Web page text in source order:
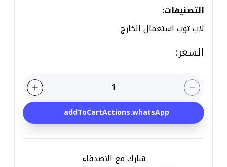
التصنيفات:
لاب توب استعمال الخارج
السعر:
1
addToCartActions.whatsApp
شارك مع الاصدقاء